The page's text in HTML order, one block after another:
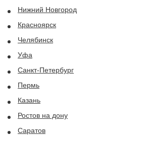
Нижний Новгород
Красноярск
Челябинск
Уфа
Санкт-Петербург
Пермь
Казань
Ростов на дону
Саратов